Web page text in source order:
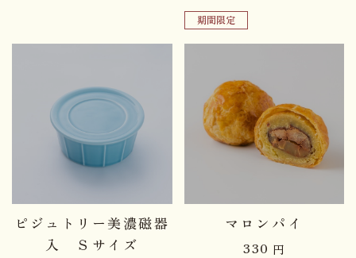
期間限定
品切れ中
ピジュトリー美濃磁器
入 Ｓサイズ
マロンパイ
330 円